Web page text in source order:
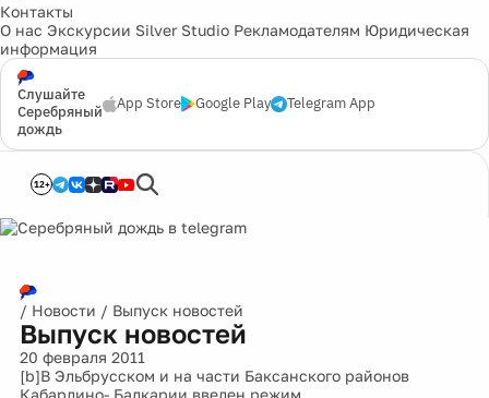
Контакты
О нас Экскурсии Silver Studio Рекламодателям Юридическая
информация
Слушайте
Серебряный
дождь
App Store Google Play Telegram App
12+
/ Новости / Выпуск новостей
Выпуск новостей
20 февраля 2011
[b]В Эльбрусском и на части Баксанского районов